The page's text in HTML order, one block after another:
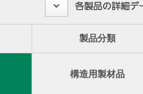
製品分類
構造用製材品